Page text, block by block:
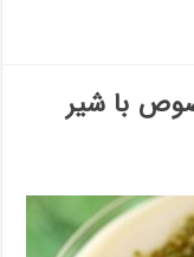
با شیر